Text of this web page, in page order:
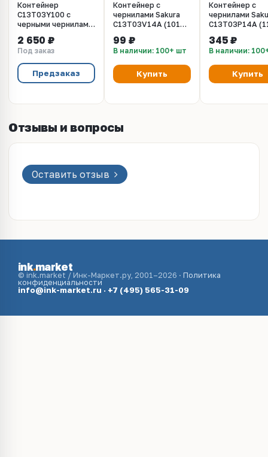
Контейнер
C13T03Y100 с
черными чернилами
127 мл для Epson
L4260, L6270, L6290
Азия
2 650 ₽
Под заказ
Предзаказ
Контейнер с
чернилами Sakura
C13T03V14A (101
водорастворимый
тип, черный, 7500 к.,
127 мл.
99 ₽
В наличии: 100+ шт
Купить
Контейнер с
чернилами
C13T03P14A
черный, 6000
мл.
345 ₽
В наличии:
Купить
Отзывы и вопросы
Оставить отзыв
ink.market
© ink.market / Инк-Маркет.ру, 2001–2026 · Политика
конфиденциальности
info@ink-market.ru · +7 (495) 565-31-09